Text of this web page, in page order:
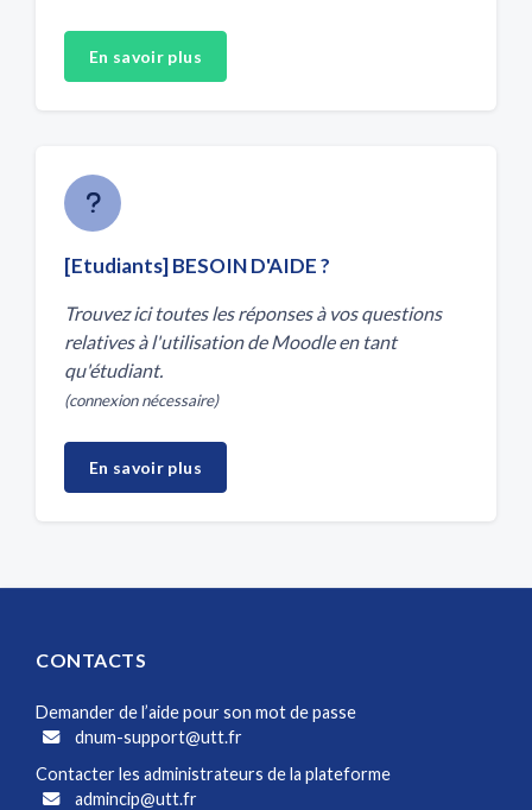
En savoir plus
[Etudiants] BESOIN D'AIDE ?
Trouvez ici toutes les réponses à vos questions
relatives à l'utilisation de Moodle en tant
qu'étudiant.
(connexion nécessaire)
En savoir plus
CONTACTS
Demander de l’aide pour son mot de passe
dnum-support@utt.fr
Contacter les administrateurs de la plateforme
admincip@utt.fr